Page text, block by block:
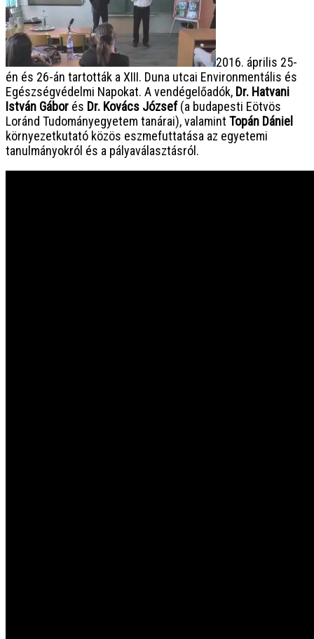
2016. április 25-
én és 26-án tartották a XIII. Duna utcai Environmentális és
Egészségvédelmi Napokat. A vendégelőadók, Dr. Hatvani
István Gábor és Dr. Kovács József (a budapesti Eötvös
Loránd Tudományegyetem tanárai), valamint Topán Dániel
környezetkutató közös eszmefuttatása az egyetemi
tanulmányokról és a pályaválasztásról.